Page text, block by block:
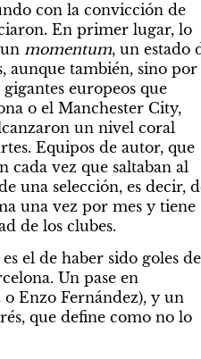
con la convicción de
En primer lugar, lo
momentum, un estado
aunque también, sino por
europeos que
o el Manchester City,
un nivel coral
Equipos de autor, que
cada vez que saltaban al
una selección, es decir,
una vez por mes y tiene
de los clubes.
el de haber sido goles de
Un pase en
Enzo Fernández), y un
que define como no lo